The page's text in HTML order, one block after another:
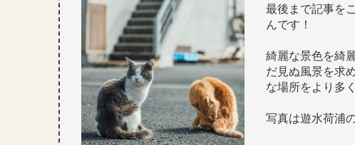
最後まで記事を
んです！
綺麗な景色を綺
だ見ぬ風景を求
な場所をより多
写真は遊水荷浦